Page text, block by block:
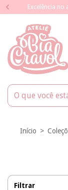
Excelência
Início >
Filtrar